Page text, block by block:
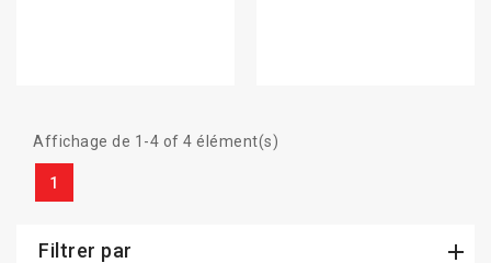
Affichage de 1-4 of 4 élément(s)
1
Filtrer par